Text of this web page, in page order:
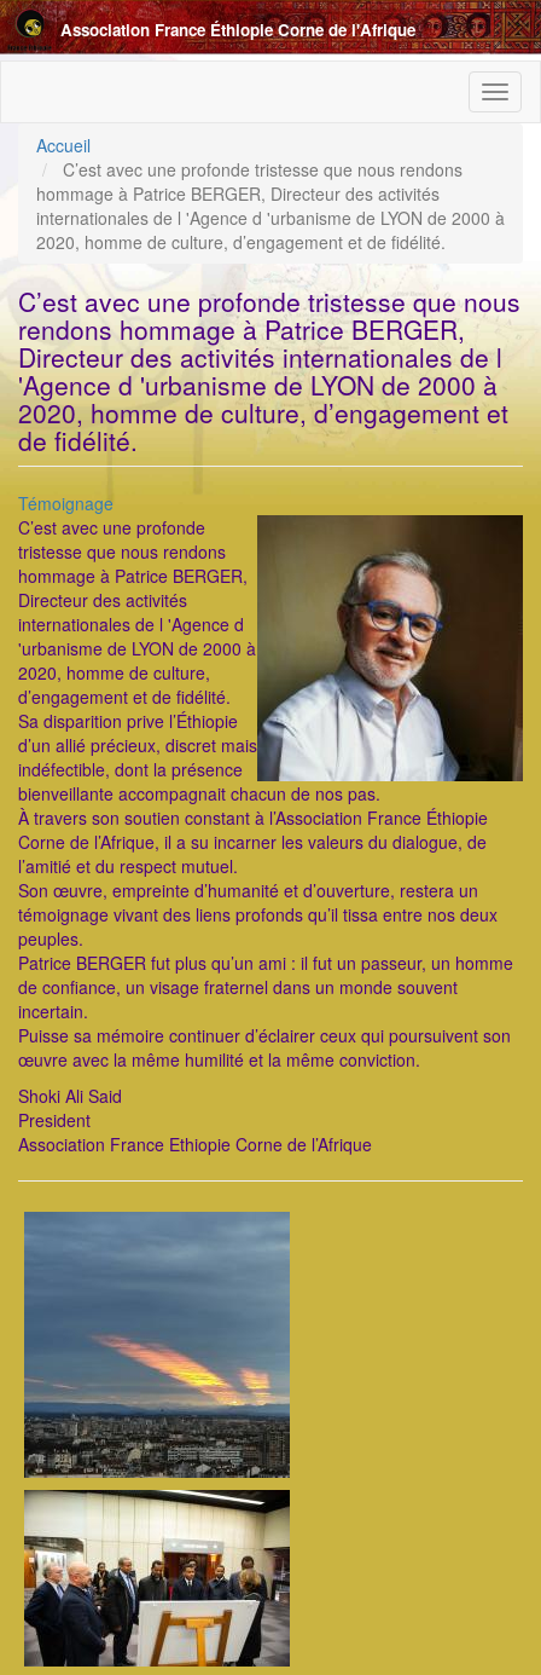
Aller
au
contenu
Association France Éthiopie Corne de l'Afrique
Accueil
C’est avec une profonde tristesse que nous rendons
hommage à Patrice BERGER, Directeur des activités
internationales de l 'Agence d 'urbanisme de LYON de 2000 à
2020, homme de culture, d’engagement et de fidélité.
C’est avec une profonde tristesse que nous
rendons hommage à Patrice BERGER,
Directeur des activités internationales de l
'Agence d 'urbanisme de LYON de 2000 à
2020, homme de culture, d’engagement et
de fidélité.
Catégorie
Témoignage
C’est avec une profonde
tristesse que nous rendons
hommage à Patrice BERGER,
Directeur des activités
internationales de l 'Agence d
'urbanisme de LYON de 2000 à
2020, homme de culture,
d’engagement et de fidélité.
Sa disparition prive l’Éthiopie
d’un allié précieux, discret mais
indéfectible, dont la présence
bienveillante accompagnait chacun de nos pas.
À travers son soutien constant à l’Association France Éthiopie
Corne de l’Afrique, il a su incarner les valeurs du dialogue, de
l’amitié et du respect mutuel.
Son œuvre, empreinte d’humanité et d’ouverture, restera un
témoignage vivant des liens profonds qu’il tissa entre nos deux
peuples.
Patrice BERGER fut plus qu’un ami : il fut un passeur, un homme
de confiance, un visage fraternel dans un monde souvent
incertain.
Puisse sa mémoire continuer d’éclairer ceux qui poursuivent son
œuvre avec la même humilité et la même conviction.
Shoki Ali Said
President
Association France Ethiopie Corne de l’Afrique